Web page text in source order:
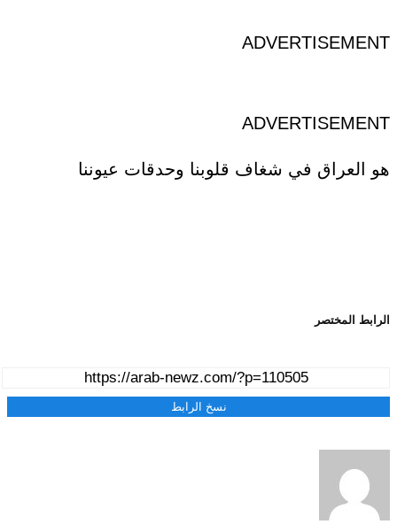
ADVERTISEMENT
ADVERTISEMENT
هو العراق في شغاف قلوبنا وحدقات عيوننا
الرابط المختصر
نسخ الرابط